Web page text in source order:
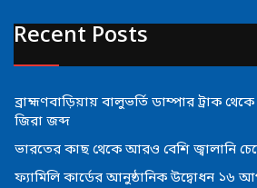
Recent Posts
ব্রাহ্মণবাড়িয়ায় বালুভর্তি ডাম্পার ট্রাক
জিরা জব্দ
ভারতের কাছ থেকে আরও বেশি জ্বালানি
ফ্যামিলি কার্ডের আনুষ্ঠানিক উদ্বোধন ১৬